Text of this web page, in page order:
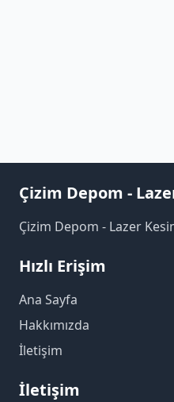
Çizim Depom -
Çizim Depom - Lazer
Hızlı Erişim
Ana Sayfa
Hakkımızda
İletişim
İletişim